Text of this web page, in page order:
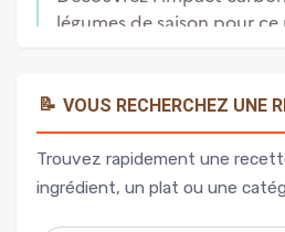
📝 VOUS RECHERCHEZ UNE
Trouvez rapidement une
ingrédient, un plat ou une